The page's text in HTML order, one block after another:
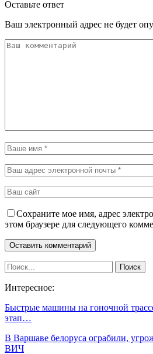
Оставьте ответ
Ваш электронный адрес не будет
Сохраните мое имя, адрес
этом браузере для следующего
Интересное:
Быстрые машины на гоночной
этап…
В Варшаве белоруса ограбили,
ВИЧ